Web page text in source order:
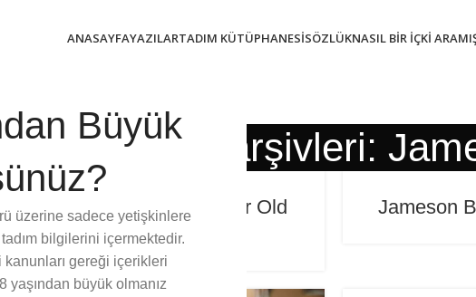
Büyük
üzerine sadece yetişkinlere
bilgilerini içermektedir.
gereği içerikleri
yaşından büyük olmanız
ANASAYFAYAZILARTADIM KÜTÜPHANESISÖZLÜKNASIL BIR İÇKI
Etiket arşivleri:
Jameson 22 Year Old
Small Batch
Jameson